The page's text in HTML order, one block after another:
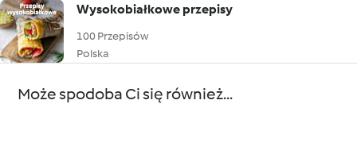
Wysokobiałkowe przepisy
100 Przepisów
Polska
Może spodoba Ci się również...